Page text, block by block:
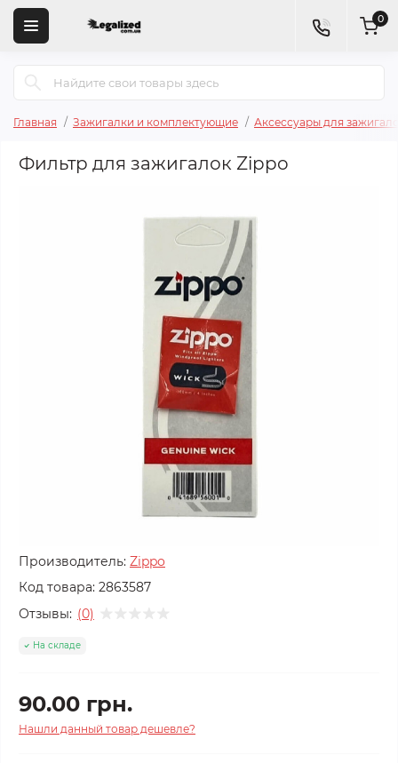
0
Главная Зажигалки и комплектующие Аксессуары для
Фильтр для зажигалок Zippo
Производитель: Zippo
Код товара: 2863587
Отзывы: (0)
На складе
90.00 грн.
Нашли данный товар дешевле?